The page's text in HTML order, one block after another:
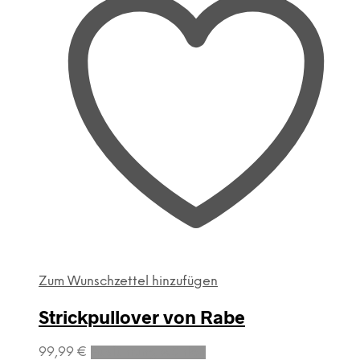
Zum Wunschzettel hinzufügen
Strickpullover von Rabe
99,99 €
Dieses